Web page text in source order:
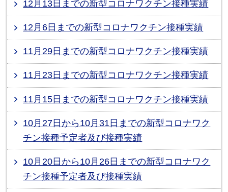
12月13日までの新型コロナワクチン接種実績
12月6日までの新型コロナワクチン接種実績
11月29日までの新型コロナワクチン接種実績
11月23日までの新型コロナワクチン接種実績
11月15日までの新型コロナワクチン接種実績
10月27日から10月31日までの新型コロナワク
チン接種予定者及び接種実績
10月20日から10月26日までの新型コロナワク
チン接種予定者及び接種実績